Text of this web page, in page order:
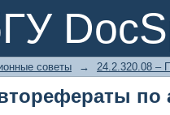
по
советы → 24.2.320.08 –
по